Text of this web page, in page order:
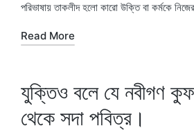
পরিভাষায় তাকলীদ হলো কারো উক্তি বা কর্মকে
Read More
যুক্তিও বলে যে নবীগণ
থেকে সদা পবিত্র।